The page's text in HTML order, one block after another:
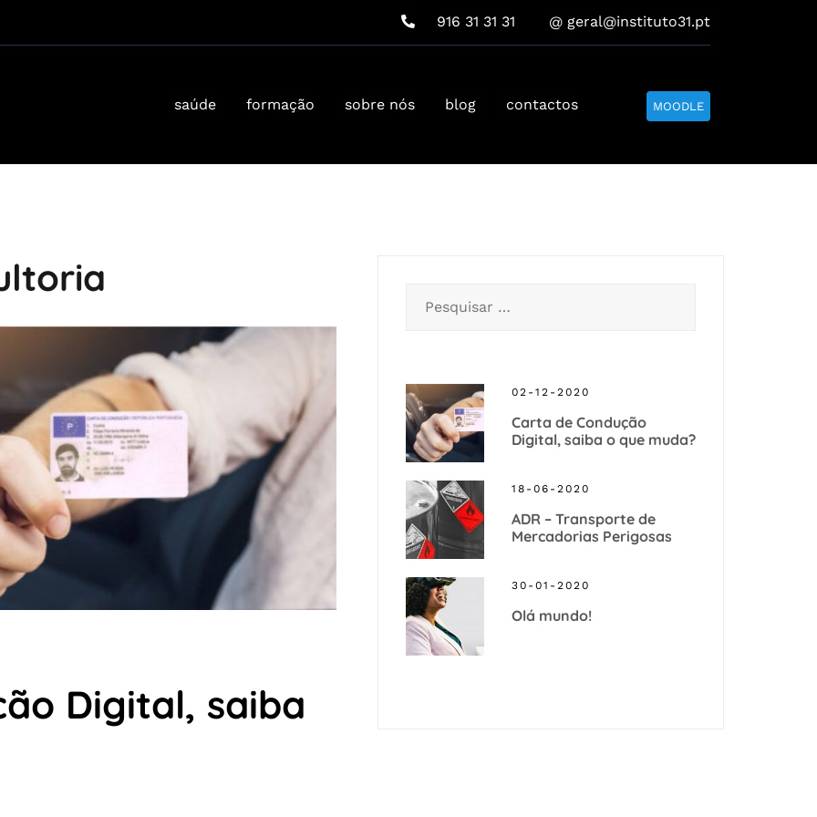
916 31 31 31 @ geral@instituto31.pt
saúde formação sobre nós blog contactos MOODLE
Digital, saiba
por:
02-12-2020
Carta de Condução
Digital, saiba o que muda?
18-06-2020
ADR – Transporte de
Mercadorias Perigosas
30-01-2020
Olá mundo!